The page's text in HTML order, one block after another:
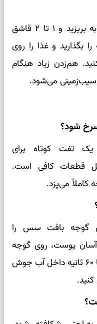
برای گرم‌کردن، یتیمچه را داخل تابه بریزید و ۱ تا ۲ قاشق
بگذارید و غذا را روی
گرم کنید. هم‌زدن زیاد هنگام
سیب‌زمینی می‌شود.
شود؟
تفت کوتاه برای
قطعات کافی است.
کاملاً می‌پزد.
گوجه بافت سس را
پوست، روی گوجه
یک برش سطحی ایجاد کنید، ۳۰ تا ۶۰ ثانیه داخل آب جوش